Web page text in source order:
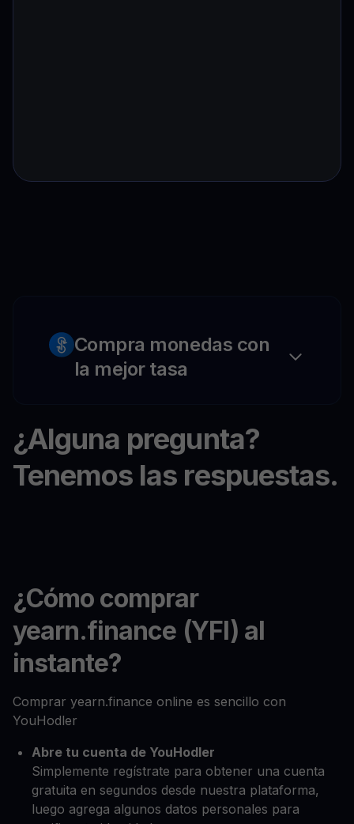
Compra monedas con
la mejor tasa
¿Alguna pregunta?
Tenemos las respuestas.
¿Cómo comprar
yearn.finance (YFI) al
instante?
Comprar yearn.finance online es sencillo con
YouHodler
Abre tu cuenta de YouHodler
Simplemente regístrate para obtener una cuenta
gratuita en segundos desde nuestra plataforma,
luego agrega algunos datos personales para